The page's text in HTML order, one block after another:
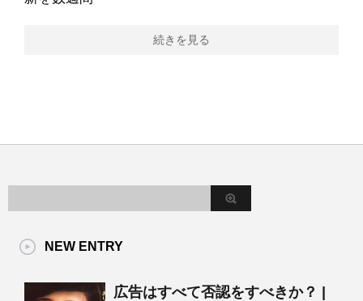
続きを見る
NEW ENTRY
広告はすべて否認をすべきか？ |